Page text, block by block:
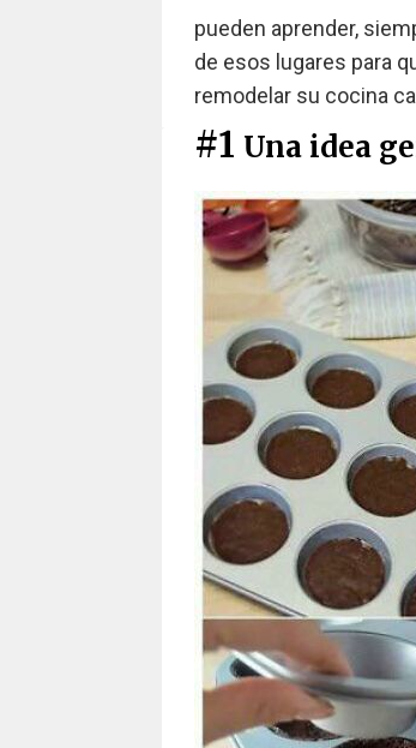
pueden aprender,
de esos lugares para
remodelar su cocina
#1 Una idea